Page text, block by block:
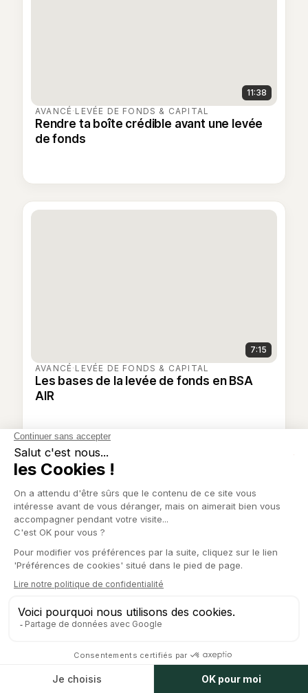
11:38
AVANCÉ· LEVÉE DE FONDS & CAPITAL
Rendre ta boîte crédible avant une levée
de fonds
7:15
AVANCÉ· LEVÉE DE FONDS & CAPITAL
Les bases de la levée de fonds en BSA
AIR
À lire ensuite